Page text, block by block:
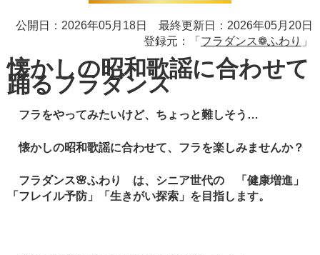
公開日：2026年05月18日 最終更新日：2026年05月20日
登録元：「 フラダンス❁ふわり 」
懐かしの昭和歌謡に合わせて
踊るフラダンス
フラをやってみたいけど、ちょっと難しそう…
懐かしの昭和歌謡に合わせて、フラを楽しみませんか？
フラダンス🌸ふわり は、シニア世代の 「健康増進」
「フレイル予防」「生きがい探索」を目指します。